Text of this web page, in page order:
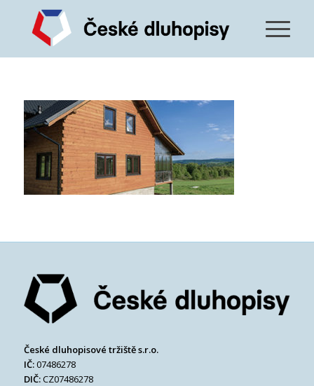
České dluhopisové tržiště s.r.o.
IČ:07486278
DIČ:CZ07486278